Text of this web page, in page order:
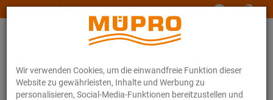
Wir verwenden Cookies, um die einwandfreie Funktion dieser
Website zu gewährleisten, Inhalte und Werbung zu
personalisieren, Social-Media-Funktionen bereitzustellen und
www.muepro-maritim.com